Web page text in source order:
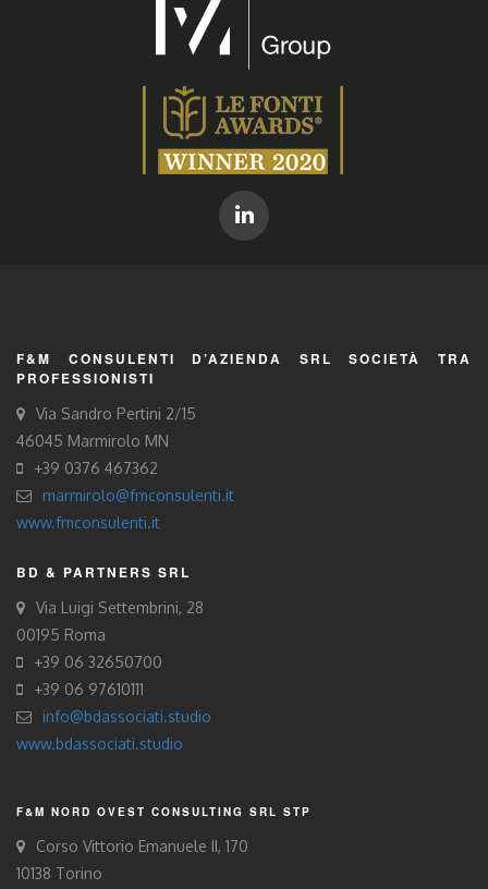
F&M CONSULENTI D’AZIENDA SRL SOCIETÀ TRA
PROFESSIONISTI
Via Sandro Pertini 2/15
46045 Marmirolo MN
+39 0376 467362
marmirolo@fmconsulenti.it
www.fmconsulenti.it
BD & PARTNERS SRL
Via Luigi Settembrini, 28
00195 Roma
+39 06 32650700
+39 06 97610111
info@bdassociati.studio
www.bdassociati.studio
F&M NORD OVEST CONSULTING SRL STP
Corso Vittorio Emanuele II, 170
10138 Torino